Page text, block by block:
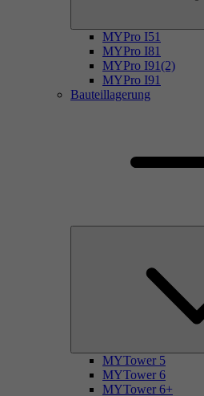
MYPro I51
MYPro I81
MYPro I91(2)
MYPro I91
Bauteillagerung
MYTower 5
MYTower 6
MYTower 6+